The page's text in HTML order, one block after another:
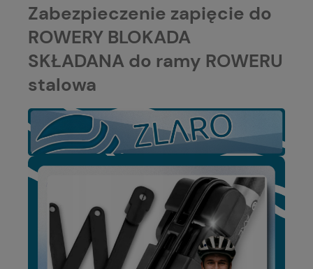
Zabezpieczenie zapięcie do
ROWERY BLOKADA
SKŁADANA do ramy ROWERU
stalowa